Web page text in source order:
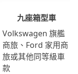
九座箱型車
Volkswagen 旗艦
商旅、Ford 家用商
旅或其他同等級車
款